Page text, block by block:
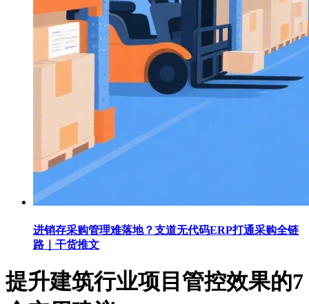
进销存采购管理难落地？支道无代码ERP打通采购全链
路｜干货推文
提升建筑行业项目管控效果的7